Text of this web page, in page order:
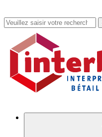
Rechercher
dans
site